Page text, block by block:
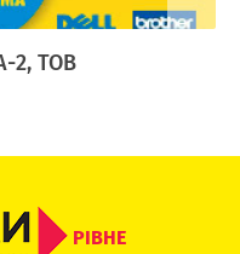
2, ТОВ
РІВНЕ